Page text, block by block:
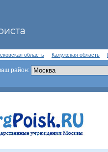
область Калужская область
район: